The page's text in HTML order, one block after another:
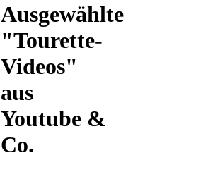
Ausgewählte
"Tourette-
Videos"
aus
Youtube &
Co.